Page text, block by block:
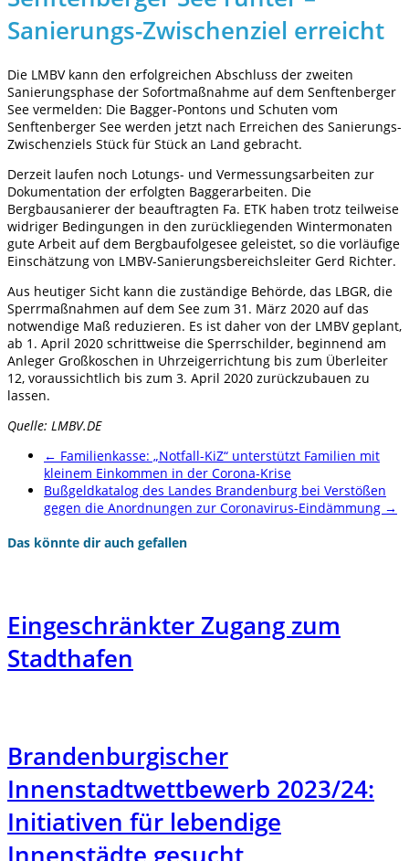
Sanierungs-Zwischenziel erreicht
Die LMBV kann den erfolgreichen Abschluss der zweiten
Sanierungsphase der Sofortmaßnahme auf dem Senftenberger
See vermelden: Die Bagger-Pontons und Schuten vom
Senftenberger See werden jetzt nach Erreichen des Sanierungs-
Zwischenziels Stück für Stück an Land gebracht.
Derzeit laufen noch Lotungs- und Vermessungsarbeiten zur
Dokumentation der erfolgten Baggerarbeiten. Die
Bergbausanierer der beauftragten Fa. ETK haben trotz teilweise
widriger Bedingungen in den zurückliegenden Wintermonaten
gute Arbeit auf dem Bergbaufolgesee geleistet, so die vorläufige
Einschätzung von LMBV-Sanierungsbereichsleiter Gerd Richter.
Aus heutiger Sicht kann die zuständige Behörde, das LBGR, die
Sperrmaßnahmen auf dem See zum 31. März 2020 auf das
notwendige Maß reduzieren. Es ist daher von der LMBV geplant,
ab 1. April 2020 schrittweise die Sperrschilder, beginnend am
Anleger Großkoschen in Uhrzeigerrichtung bis zum Überleiter
12, voraussichtlich bis zum 3. April 2020 zurückzubauen zu
lassen.
Quelle: LMBV.DE
← Familienkasse: „Notfall-KiZ“ unterstützt Familien mit
kleinem Einkommen in der Corona-Krise
Bußgeldkatalog des Landes Brandenburg bei Verstößen
gegen die Anordnungen zur Coronavirus-Eindämmung →
Das könnte dir auch gefallen
Eingeschränkter Zugang zum
Stadthafen
Brandenburgischer
Innenstadtwettbewerb 2023/24:
Initiativen für lebendige